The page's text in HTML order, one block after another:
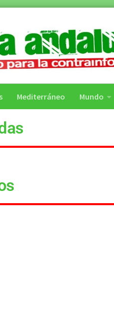
Mediterráneo Mundo